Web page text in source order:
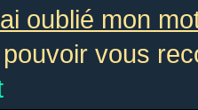
oublié mon
vous